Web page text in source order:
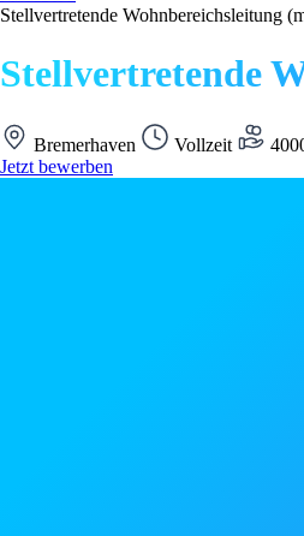
Stellvertretende Wohnbereichsleitung
Stellvertretende
Bremerhaven Vollzeit
Jetzt bewerben